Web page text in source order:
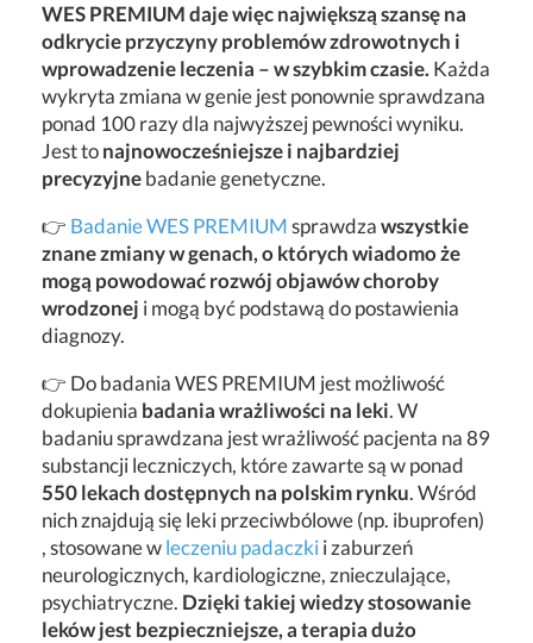
WES PREMIUM daje więc największą szansę na
odkrycie przyczyny problemów zdrowotnych i
wprowadzenie leczenia – w szybkim czasie. Każda
wykryta zmiana w genie jest ponownie sprawdzana
ponad 100 razy dla najwyższej pewności wyniku.
Jest tonajnowocześniejsze i najbardziej
precyzyjnebadanie genetyczne.
👉 Badanie WES PREMIUMsprawdzawszystkie
znane zmiany w genach, o których wiadomo że
mogą powodować rozwój objawów choroby
wrodzonej i mogą być podstawą do postawienia
diagnozy.
👉 Do badania WES PREMIUM jest możliwość
dokupienia badania wrażliwości na leki. W
badaniu sprawdzana jest wrażliwość pacjenta na 89
substancji leczniczych, które zawarte są w ponad
550 lekach dostępnych na polskim rynku. Wśród
nich znajdują się leki przeciwbólowe (np. ibuprofen)
, stosowane wleczeniu padaczkii zaburzeń
neurologicznych, kardiologiczne, znieczulające,
psychiatryczne. Dzięki takiej wiedzy stosowanie
leków jest bezpieczniejsze, a terapia dużo